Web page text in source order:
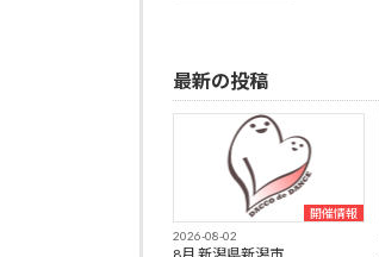
最新の投稿
開催情報
2026-08-02